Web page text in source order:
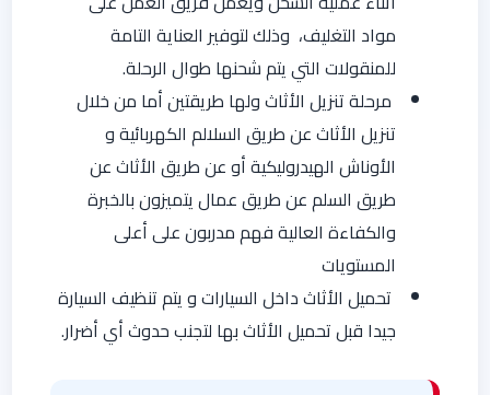
مواد التغليف، وذلك لتوفير العناية التامة
للمنقولات التي يتم شحنها طوال الرحلة.
مرحلة تنزيل الأثاث ولها طريقتين أما من خلال
تنزيل الأثاث عن طريق السلالم الكهربائية و
الأوناش الهيدروليكية أو عن طريق الأثاث عن
طريق السلم عن طريق عمال يتميزون بالخبرة
والكفاءة العالية فهم مدربون على أعلى
المستويات
تحميل الأثاث داخل السيارات و يتم تنظيف السيارة
جيدا قبل تحميل الأثاث بها لتجنب حدوث أي أضرار.